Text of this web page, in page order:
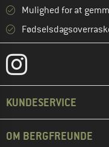
Mulighed for at
KUNDESERVICE
OM BERGFREUNDE